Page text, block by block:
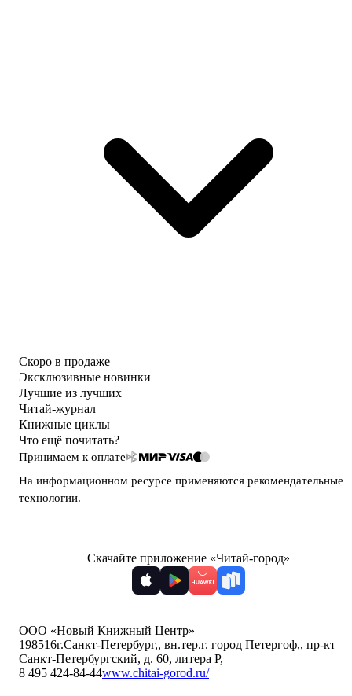
Скоро в продаже
Эксклюзивные новинки
Лучшие из лучших
Читай-журнал
Книжные циклы
Что ещё почитать?
Принимаем к оплате
На информационном ресурсе применяются рекомендательные
технологии.
Скачайте приложение «Читай-город»
ООО «Новый Книжный Центр»
198516г.Санкт-Петербург,, вн.тер.г. город Петергоф,, пр-кт
Санкт-Петербургский, д. 60, литера Р,
8 495 424-84-44www.chitai-gorod.ru/